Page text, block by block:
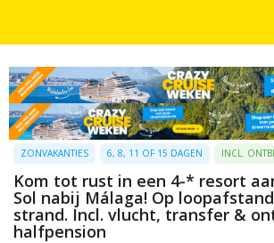
ZONVAKANTIES 6, 8, 11 OF 15 DAGEN INCL.
Kom tot rust in een 4-* resort
Sol nabij Málaga! Op
strand. Incl. vlucht, transfer &
halfpension